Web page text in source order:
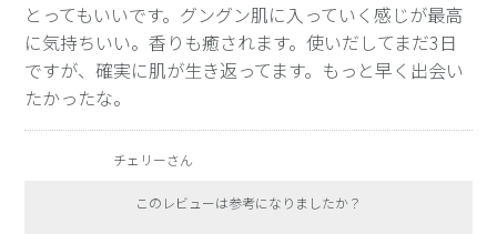
とってもいいです。グングン肌に入っていく感じが最高
に気持ちいい。香りも癒されます。使いだしてまだ3日
ですが、確実に肌が生き返ってます。もっと早く出会い
たかったな。
チェリーさん
このレビューは参考になりましたか？